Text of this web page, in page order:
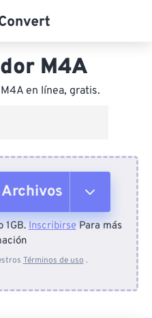
M4A
en línea, gratis.
1GB.InscribirsePara más
Términos de uso .